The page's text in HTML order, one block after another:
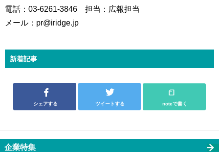
電話：03-6261-3846 担当：広報担当
メール：pr@iridge.jp
新着記事
シェアする ツイートする noteで書く
企業特集